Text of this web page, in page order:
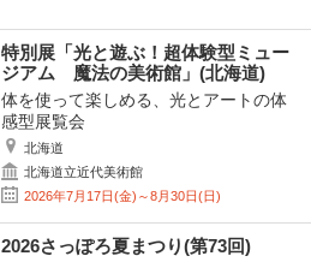
特別展「光と遊ぶ！超体験型ミュー
ジアム 魔法の美術館」(北海道)
体を使って楽しめる、光とアートの体
感型展覧会
北海道
北海道立近代美術館
2026年7月17日(金)～8月30日(日)
2026さっぽろ夏まつり(第73回)